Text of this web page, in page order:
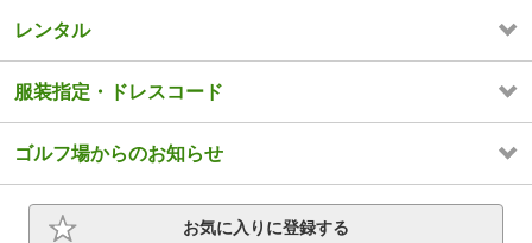
レンタル
服装指定・ドレスコード
ゴルフ場からのお知らせ
お気に入りに登録する